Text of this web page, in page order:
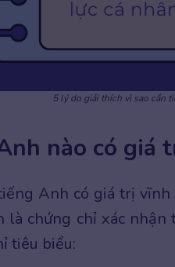
5 lý do giải thích vì sao cần
nào có giá
Anh có giá trị
là chứng chỉ xác
tiêu biểu: